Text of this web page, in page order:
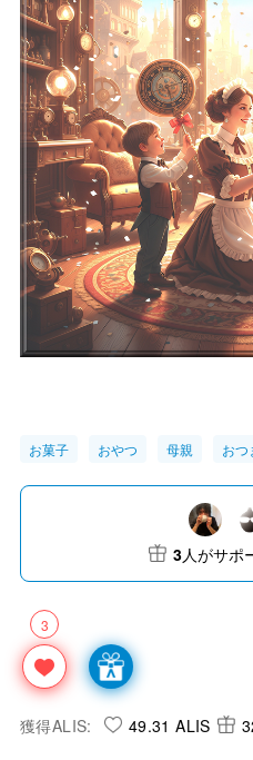
お菓子 おやつ 母親 おつ
3
3人がサポ
獲得ALIS: 49.31 ALIS